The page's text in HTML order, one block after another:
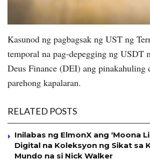
Kasunod ng pagbagsak ng UST ng
temporal na pag-depegging ng USDT
Deus Finance (DEI) ang pinakahuling
parehong kapalaran.
RELATED POSTS
Inilabas ng ElmonX ang ‘Moona
Digital na Koleksyon ng Sikat sa
Mundo na si Nick Walker